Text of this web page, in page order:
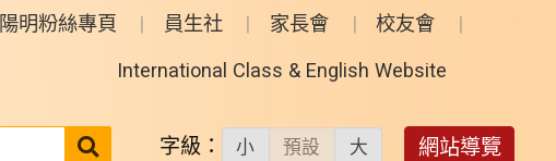
陽明粉絲專頁 員生社 家長會 校友會
International Class & English Website
送出 字級： 小 預設 大 網站導覽